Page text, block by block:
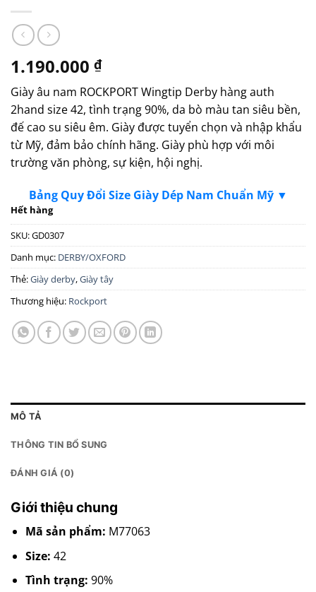
1.190.000 ₫
Giày âu nam ROCKPORT Wingtip Derby hàng auth
2hand size 42, tình trạng 90%, da bò màu tan siêu bền,
đế cao su siêu êm. Giày được tuyển chọn và nhập khẩu
từ Mỹ, đảm bảo chính hãng. Giày phù hợp với môi
trường văn phòng, sự kiện, hội nghị.
Bảng Quy Đổi Size Giày Dép Nam Chuẩn Mỹ ▼
Hết hàng
SKU:GD0307
Danh mục: DERBY/OXFORD
Thẻ:Giày derby,Giày tây
Thương hiệu: Rockport
MÔ TẢ
THÔNG TIN BỔ SUNG
ĐÁNH GIÁ (0)
Giới thiệu chung
Mã sản phẩm: M77063
Size: 42
Tình trạng: 90%